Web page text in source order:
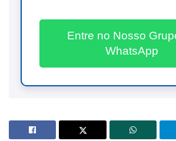
Entre no Nosso
WhatsApp